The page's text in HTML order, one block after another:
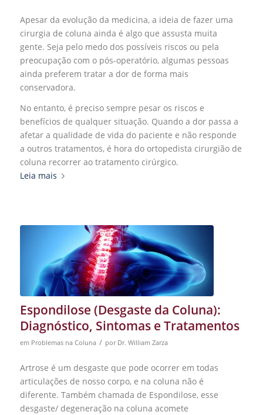
Apesar da evolução da medicina, a ideia de fazer uma
cirurgia de coluna ainda é algo que assusta muita
gente. Seja pelo medo dos possíveis riscos ou pela
preocupação com o pós-operatório, algumas pessoas
ainda preferem tratar a dor de forma mais
conservadora.
No entanto, é preciso sempre pesar os riscos e
benefícios de qualquer situação. Quando a dor passa a
afetar a qualidade de vida do paciente e não responde
a outros tratamentos, é hora do ortopedista cirurgião de
coluna recorrer ao tratamento cirúrgico.
Leia mais
Espondilose (Desgaste da Coluna):
Diagnóstico, Sintomas e Tratamentos
em Problemas na Coluna / por Dr. William Zarza
Artrose é um desgaste que pode ocorrer em todas
articulações de nosso corpo, e na coluna não é
diferente. Também chamada de Espondilose, esse
desgaste/ degeneração na coluna acomete